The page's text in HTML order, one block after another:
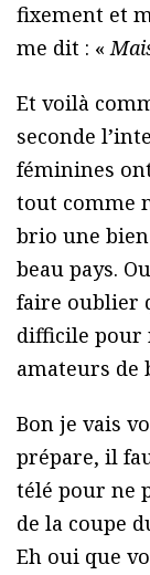
fixement et
me dit : «
Et voilà
seconde
féminines
tout comme
brio une
beau pays.
faire oublier
difficile pour
amateurs de
Bon je vais
prépare, il
télé pour ne
de la coupe
Eh oui que